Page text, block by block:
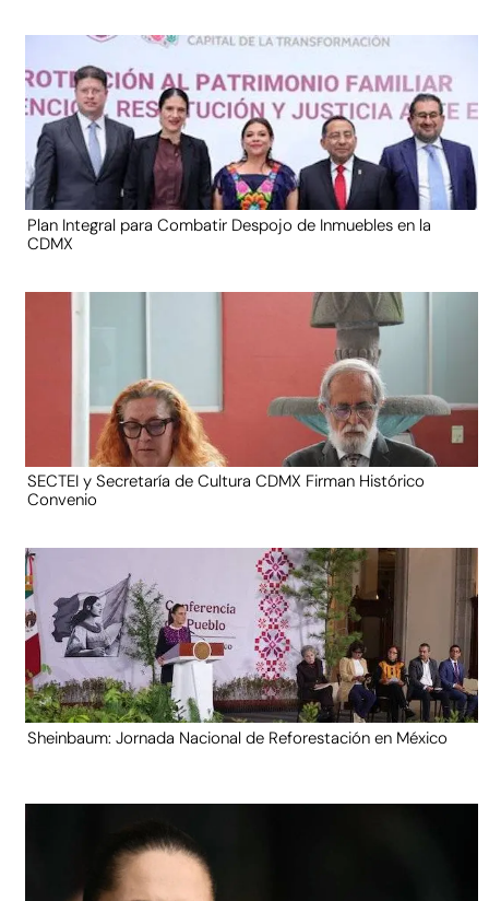
Plan Integral para Combatir Despojo de Inmuebles en la
CDMX
SECTEI y Secretaría de Cultura CDMX Firman Histórico
Convenio
Sheinbaum: Jornada Nacional de Reforestación en México